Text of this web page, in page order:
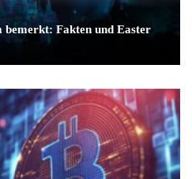
bemerkt: Fakten und Easter